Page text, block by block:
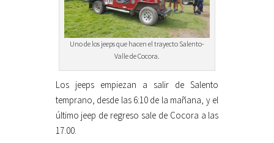
Uno de los jeeps que hacen el trayecto Salento-
Valle de Cocora.
Los jeeps empiezan a salir de Salento
temprano, desde las 6:10 de la mañana, y el
último jeep de regreso sale de Cocora a las
17.00.